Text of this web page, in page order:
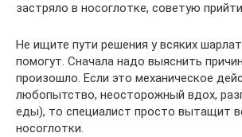
застряло в носоглотке, советую
Не ищите пути решения у всяких
помогут. Сначала надо выяснить
произошло. Если это механическое
любопытство, неосторожный вдох,
еды), то специалист просто вытащит
носоглотки.